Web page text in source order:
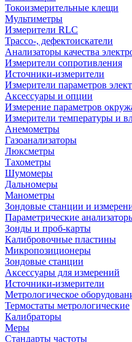
Токоизмерительные клещи
Мультиметры
Измерители RLC
Трассо-, дефектоискатели
Анализаторы качества
Измерители сопротивления
Источники-измерители
Измерители параметров
Аксессуары и опции
Измерение параметров
Измерители температуры и
Анемометры
Газоанализаторы
Люксметры
Тахометры
Шумомеры
Дальномеры
Манометры
Зондовые станции и
Параметрические
Зонды и проб-карты
Калибровочные пластины
Микропозиционеры
Зондовые станции
Аксессуары для измерений
Источники-измерители
Метрологическое
Термостаты метрологические
Калибраторы
Меры
Стандарты частоты